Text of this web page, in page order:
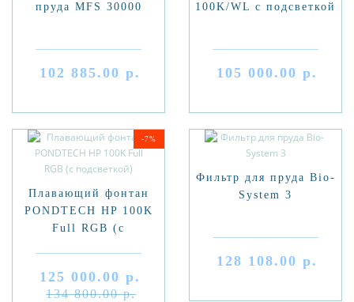
пруда MFS 30000
102 885.00 р.
100K/WL с подсветкой
105 000.00 р.
-7%
Плавающий фонтан
PONDTECH HP 100K
Full RGB (с
125 000.00 р.
134 800.00 р.
Фильтр для пруда Bio-
System 3
128 108.00 р.